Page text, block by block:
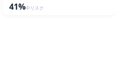
41%中リスク